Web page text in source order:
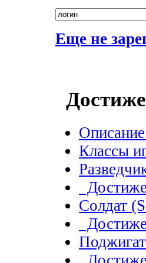
Еще не
Классы
Солдат